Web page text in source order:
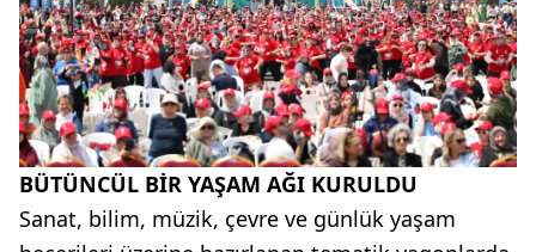
BÜTÜNCÜL BİR YAŞAM AĞI KURULDU
Sanat, bilim, müzik, çevre ve günlük yaşam